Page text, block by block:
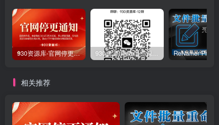
930资源库-官网停更通知-【换在线文档更新-每日更新】 930资源库-微信资源12群【限时免费】开放入群中！！！
相关推荐